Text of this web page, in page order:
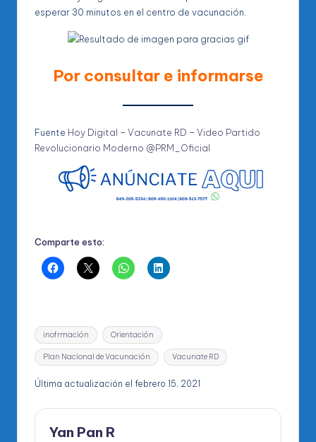
esperar 30 minutos en el centro de vacunación.
Por consultar e informarse
Fuente Hoy Digital – Vacunate RD – Video Partido
Revolucionario Moderno @PRM_Oficial
Comparte esto:
Etiquetas:
inofrmación Orientación
Plan Nacional de Vacunación Vacunate RD
Última actualización el febrero 15, 2021
Yan Pan R